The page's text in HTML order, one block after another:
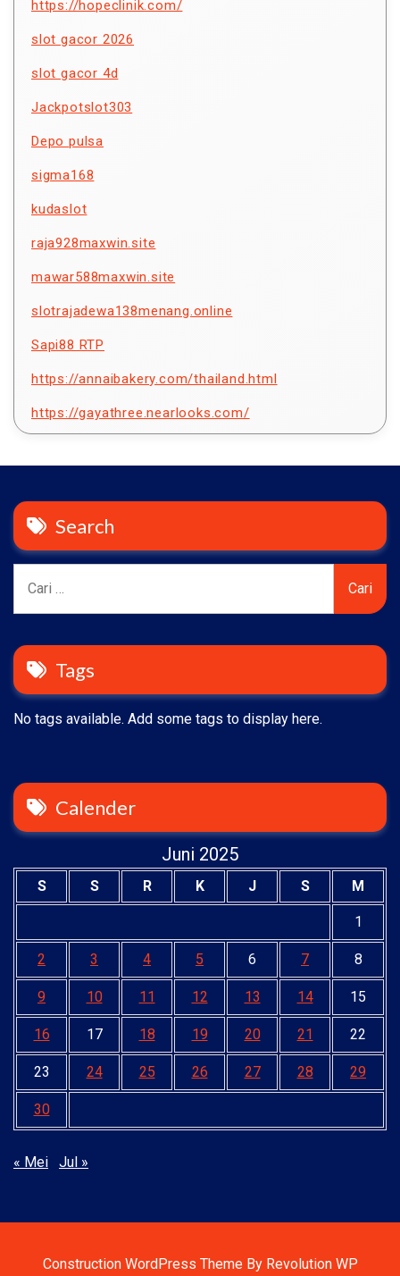
https://hopeclinik.com/
slot gacor 2026
slot gacor 4d
Jackpotslot303
Depo pulsa
sigma168
kudaslot
raja928maxwin.site
mawar588maxwin.site
slotrajadewa138menang.online
Sapi88 RTP
https://annaibakery.com/thailand.html
https://gayathree.nearlooks.com/
Search
untuk:
Tags
No tags available. Add some tags to display here.
Calender
Juni 2025
S S R K J S M
1
2 3 4 5 6 7 8
9 10 11 12 13 14 15
16 17 18 19 20 21 22
23 24 25 26 27 28 29
30
« Mei Jul »
Construction WordPress Theme By Revolution WP